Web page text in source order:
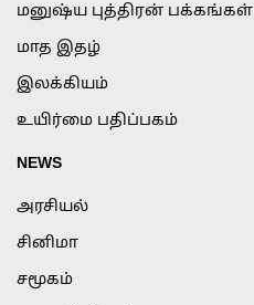
மனுஷ்ய புத்திரன் பக்கங்கள்
மாத இதழ்
இலக்கியம்
உயிர்மை பதிப்பகம்
NEWS
அரசியல்
சினிமா
சமூகம்